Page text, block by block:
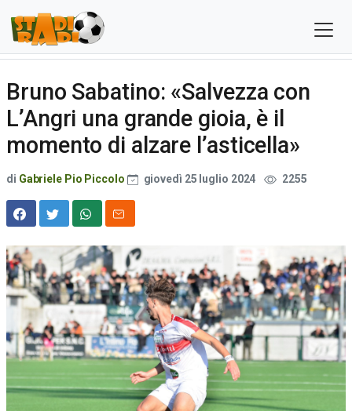
Bruno Sabatino: «Salvezza con
L’Angri una grande gioia, è il
momento di alzare l’asticella»
di Gabriele Pio Piccolo giovedì 25 luglio 2024 2255